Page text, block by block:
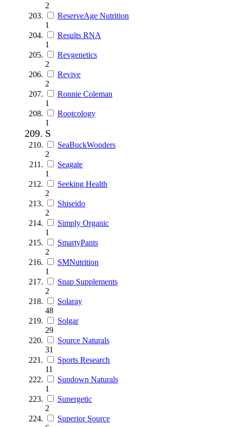
2
ReserveAge Nutrition
1
Results RNA
1
Revgenetics
2
Revive
2
Ronnie Coleman
1
Rootcology
1
S
SeaBuckWonders
2
Seagate
1
Seeking Health
2
Shiseido
2
Simply Organic
1
SmartyPants
2
SMNutrition
1
Snap Supplements
2
Solaray
48
Solgar
29
Source Naturals
31
Sports Research
11
Sundown Naturals
1
Sunergetic
2
Superior Source